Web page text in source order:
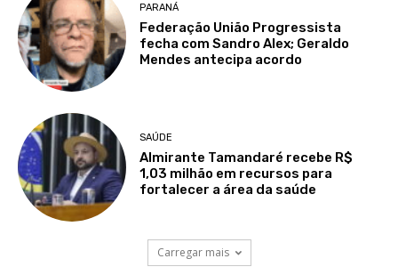
PARANÁ
Federação União Progressista
fecha com Sandro Alex; Geraldo
Mendes antecipa acordo
SAÚDE
Almirante Tamandaré recebe R$
1,03 milhão em recursos para
fortalecer a área da saúde
Carregar mais